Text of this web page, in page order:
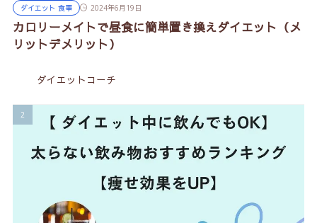
ダイエット 食事 2024年6月19日
カロリーメイトで昼食に簡単置き換えダイエット（メ
リットデメリット）
ダイエットコーチ